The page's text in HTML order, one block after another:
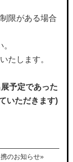
限がある場合
たします。
予定であった
いただきます)
のお知らせ»